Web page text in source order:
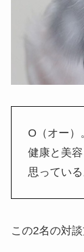
O（オー）
健康と美
思っている
この2名の対